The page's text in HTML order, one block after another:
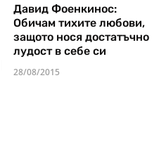
Давид Фоенкинос:
Обичам тихите любови,
защото нося достатъчно
лудост в себе си
28/08/2015